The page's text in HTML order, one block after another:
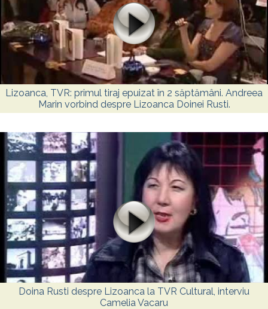
Lizoanca, TVR: primul tiraj epuizat în 2 săptămâni. Andreea
Marin vorbind despre Lizoanca Doinei Rusti.
Doina Rusti despre Lizoanca la TVR Cultural, interviu
Camelia Vacaru